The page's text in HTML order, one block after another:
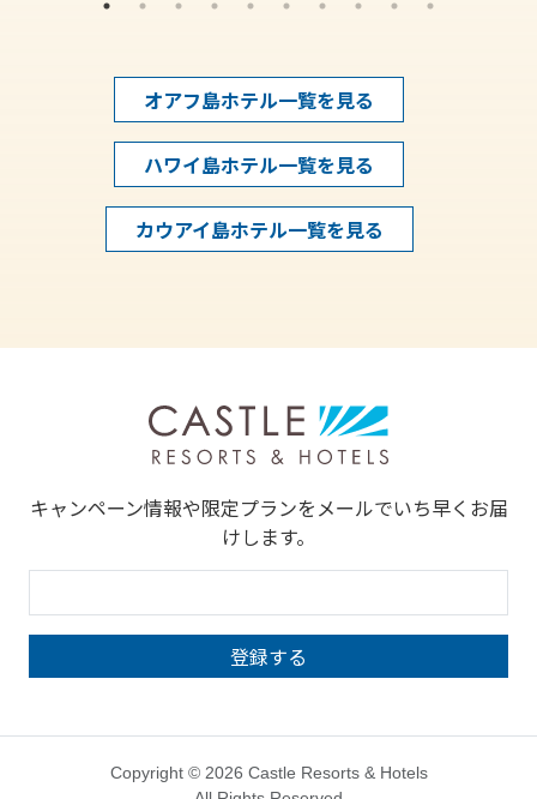
オアフ島ホテル一覧を見る
ハワイ島ホテル一覧を見る
カウアイ島ホテル一覧を見る
キャンペーン情報や限定プランをメールでいち早くお届
けします。
Copyright © 2026 Castle Resorts & Hotels